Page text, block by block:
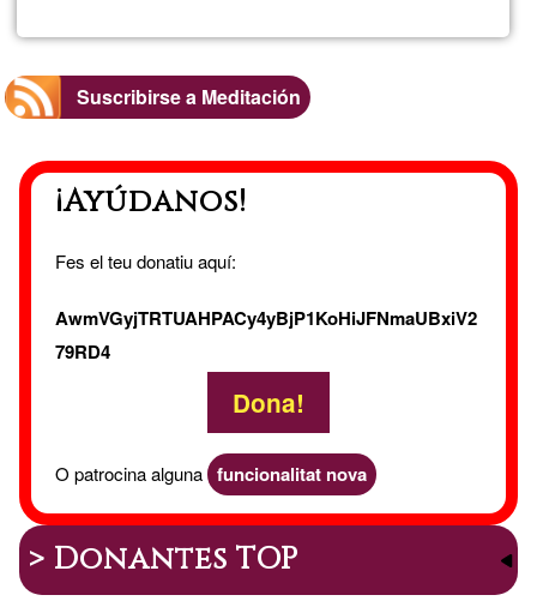
Carmen
Suscribirse a Meditación
¡Ayúdanos!
Fes el teu donatiu aquí:
AwmVGyjTRTUAHPACy4yBjP1KoHiJFNmaUBxiV2
79RD4
Dona!
O patrocina alguna funcionalitat nova
> Donantes TOP